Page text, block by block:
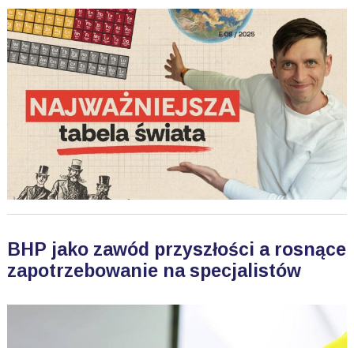
BHP jako zawód przyszłości a rosnące
zapotrzebowanie na specjalistów